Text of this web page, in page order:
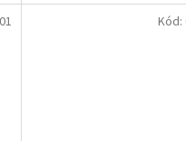
Kód: